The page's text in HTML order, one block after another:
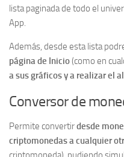
lista paginada de todo el
App.
Además, desde esta lista
página de Inicio(como en
a sus gráficos y a realizar el
Conversor de
Permite convertirdesde
criptomonedas a cualquier